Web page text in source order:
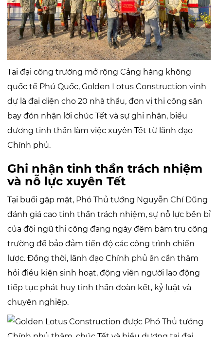
Tại đại công trường mở rộng Cảng hàng không
quốc tế Phú Quốc, Golden Lotus Construction vinh
dự là đại diện cho 20 nhà thầu, đơn vị thi công sân
bay đón nhận lời chúc Tết và sự ghi nhận, biểu
dương tinh thần làm việc xuyên Tết từ lãnh đạo
Chính phủ.
Ghi nhận tinh thần trách nhiệm
và nỗ lực xuyên Tết
Tại buổi gặp mặt, Phó Thủ tướng Nguyễn Chí Dũng
đánh giá cao tinh thần trách nhiệm, sự nỗ lực bền bỉ
của đội ngũ thi công đang ngày đêm bám trụ công
trường để bảo đảm tiến độ các công trình chiến
lược. Đồng thời, lãnh đạo Chính phủ ân cần thăm
hỏi điều kiện sinh hoạt, động viên người lao động
tiếp tục phát huy tinh thần đoàn kết, kỷ luật và
chuyên nghiệp.